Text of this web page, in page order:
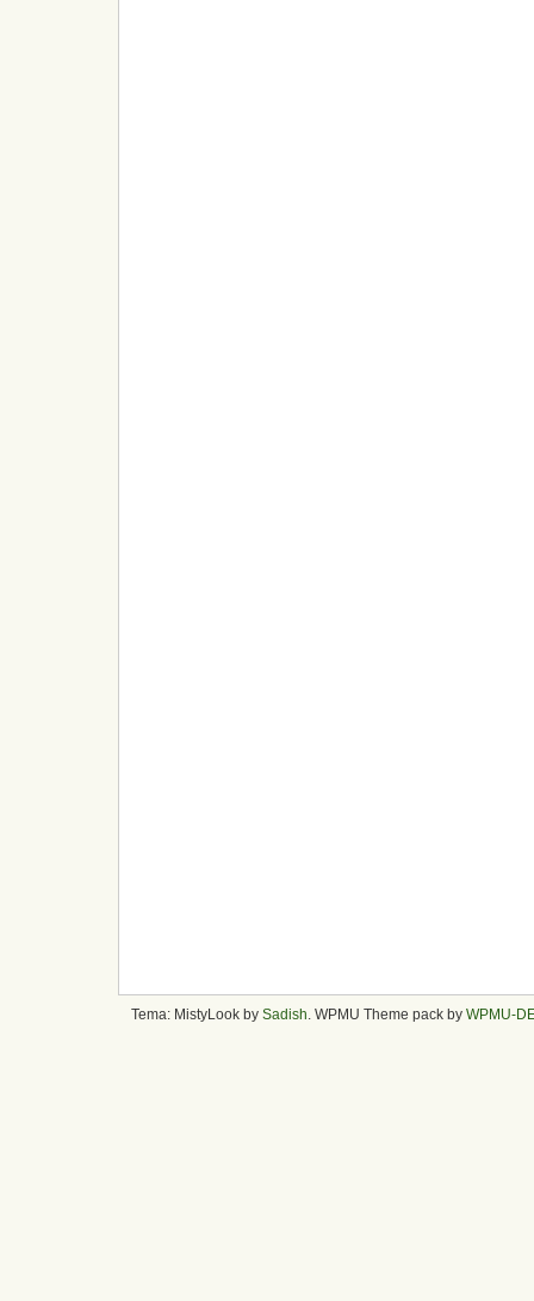
Tema: MistyLook by Sadish . WPMU Theme pack by WPMU-